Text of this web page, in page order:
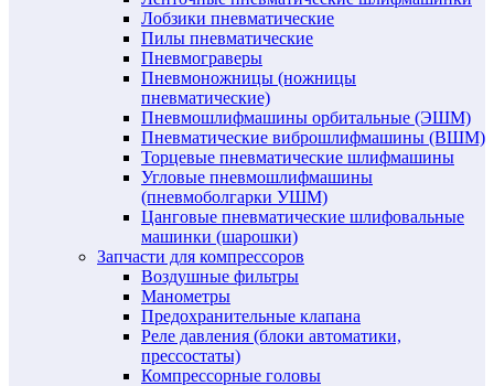
Лобзики пневматические
Пилы пневматические
Пневмограверы
Пневмоножницы (ножницы
пневматические)
Пневмошлифмашины орбитальные (ЭШМ)
Пневматические виброшлифмашины (ВШМ)
Торцевые пневматические шлифмашины
Угловые пневмошлифмашины
(пневмоболгарки УШМ)
Цанговые пневматические шлифовальные
машинки (шарошки)
Запчасти для компрессоров
Воздушные фильтры
Манометры
Предохранительные клапана
Реле давления (блоки автоматики,
прессостаты)
Компрессорные головы